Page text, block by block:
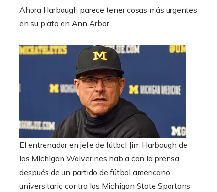
Ahora Harbaugh parece tener cosas más urgentes
en su plato en Ann Arbor.
El entrenador en jefe de fútbol Jim Harbaugh de
los Michigan Wolverines habla con la prensa
después de un partido de fútbol americano
universitario contra los Michigan State Spartans